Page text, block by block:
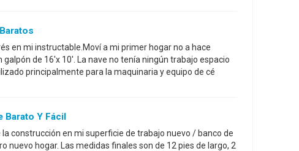
en mi instructable.Moví a mi primer hogar no a hace
de 16'x 10'. La nave no tenía ningún trabajo espacio
principalmente para la maquinaria y equipo de cé
Barato Y Fácil
construcción en mi superficie de trabajo nuevo / banco de
nuevo hogar. Las medidas finales son de 12 pies de largo, 2